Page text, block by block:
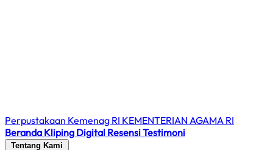
Perpustakaan Kemenag RI KEMENTERIAN AGAMA RI
Beranda Kliping Digital ResensiTestimoni
Tentang Kami